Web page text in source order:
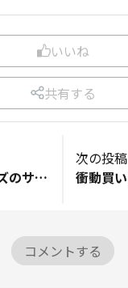
いいね
共有する
夫が調光レンズのサングラスが欲しいというので買ってみました✨自分用ならブラウンに変わるものを選ぶけど、夫用にはグレーになるものを選んでみました🙌あいにく外に出る機会が購入後は少なく、色が変わってるのを見れていませんが、パソコン作業中の夫が「なんかモニター見やすい！チカチカしないんだけど！」と思わぬところで嬉しい実感をしていたようです🤭200円でこんなに喜んでもらえたらコスパ良すぎですね💘笑
次の投稿
コメントする